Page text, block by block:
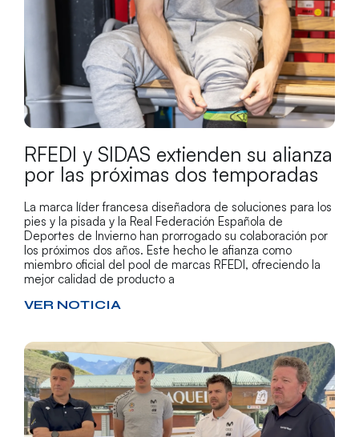
RFEDI y SIDAS extienden su alianza
por las próximas dos temporadas
La marca líder francesa diseñadora de soluciones para los
pies y la pisada y la Real Federación Española de
Deportes de Invierno han prorrogado su colaboración por
los próximos dos años. Este hecho le afianza como
miembro oficial del pool de marcas RFEDI, ofreciendo la
mejor calidad de producto a
VER NOTICIA